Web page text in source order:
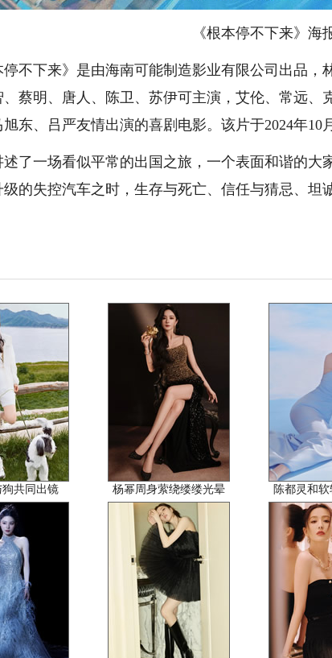
《根本停不下来》海
下来》是由海南可能制造影业有限公司出品，
、蔡明、唐人、陈卫、苏伊可主演，艾伦、常远、
东、吕严友情出演的喜剧电影。该片于2024年10
一场看似平常的出国之旅，一个表面和谐的大
的失控汽车之时，生存与死亡、信任与猜忌、坦
共同出镜 杨幂周身萦绕缕缕光晕 陈都灵和